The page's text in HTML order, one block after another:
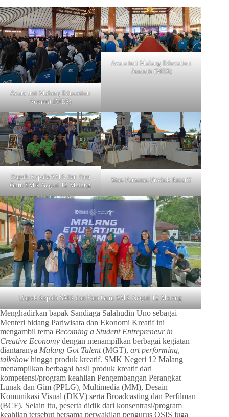
Acara inti Malang Education
Summit (MES)
Acara inti Malang Education
Summit (MES)
Bapak Kepala SMK dan Para
Guru SMK Negeri 12 Malang
Stan Pameran Produk Kreatif
Bapak Kepala SMK dan Para Guru SMK Negeri 12 Malang
Menghadirkan bapak Sandiaga Salahudin Uno sebagai
Menteri bidang Pariwisata dan Ekonomi Kreatif ini
mengambil tema Becoming a Student Entrepreneur in
Creative Economy dengan menampilkan berbagai kegiatan
diantaranya Malang Got Talent(MGT), art performing,
talkshow hingga produk kreatif. SMK Negeri 12 Malang
menampilkan berbagai hasil produk kreatif dari
kompetensi/program keahlian Pengembangan Perangkat
Lunak dan Gim (PPLG), Multimedia (MM), Desain
Komunikasi Visual (DKV) serta Broadcasting dan Perfilman
(BCF). Selain itu, peserta didik dari konsentrasi/program
keahlian tersebut bersama perwakilan pengurus OSIS juga